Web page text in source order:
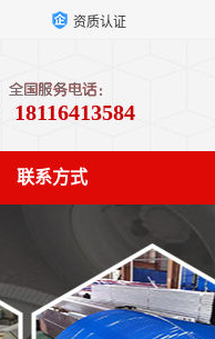
资质认证
18116413584
联系方式